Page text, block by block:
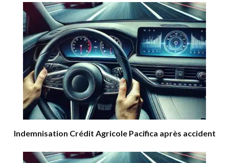
Indemnisation Crédit Agricole Pacifica après accident